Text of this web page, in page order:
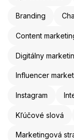
Branding
Content
Digitálny
Influencer
Instagram
Kľúčové slová
Marketingová